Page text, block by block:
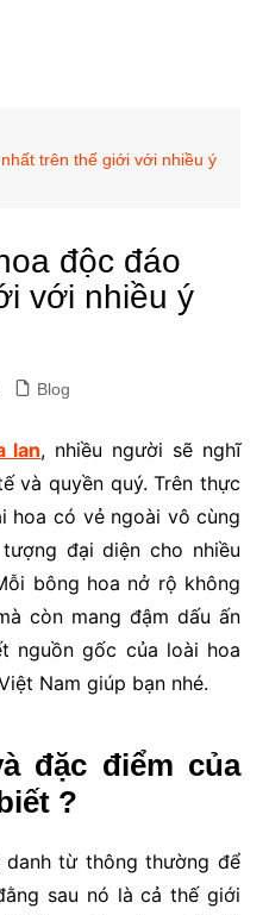
trên thế giới với nhiều ý
độc đáo
với nhiều ý
Blog
lan, nhiều người sẽ nghĩ
và quyền quý. Trên thực
hoa có vẻ ngoài vô cùng
đại diện cho nhiều
bông hoa nở rộ không
còn mang đậm dấu ấn
nguồn gốc của loài hoa
Nam giúp bạn nhé.
đặc điểm của
?
từ thông thường để
sau nó là cả thế giới